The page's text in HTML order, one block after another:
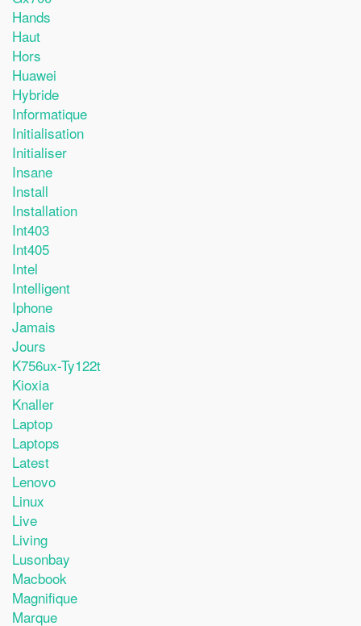
Hands
Haut
Hors
Huawei
Hybride
Informatique
Initialisation
Initialiser
Insane
Install
Installation
Int403
Int405
Intel
Intelligent
Iphone
Jamais
Jours
K756ux-Ty122t
Kioxia
Knaller
Laptop
Laptops
Latest
Lenovo
Linux
Live
Living
Lusonbay
Macbook
Magnifique
Marque